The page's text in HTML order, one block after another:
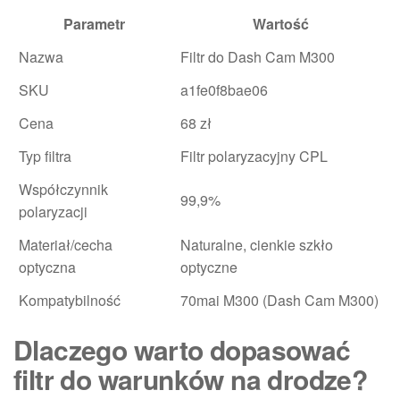
Parametr
Wartość
Nazwa
Filtr do Dash Cam M300
SKU
a1fe0f8bae06
Cena
68 zł
Typ filtra
Filtr polaryzacyjny CPL
Współczynnik
polaryzacji
99,9%
Materiał/cecha
optyczna
Naturalne, cienkie szkło
optyczne
Kompatybilność
70mai M300 (Dash Cam M300)
Dlaczego warto dopasować
filtr do warunków na drodze?